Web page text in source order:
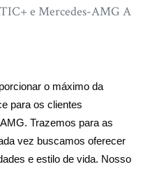
e Mercedes-AMG A
o máximo da
para os clientes
Trazemos para as
vez buscamos oferecer
e estilo de vida. Nosso